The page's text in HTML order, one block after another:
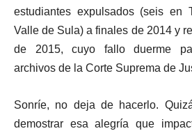
estudiantes expulsados (seis en
Valle de Sula) a finales de 2014 y
de 2015, cuyo fallo duerme
archivos de la Corte Suprema de
Sonríe, no deja de hacerlo.
demostrar esa alegría que